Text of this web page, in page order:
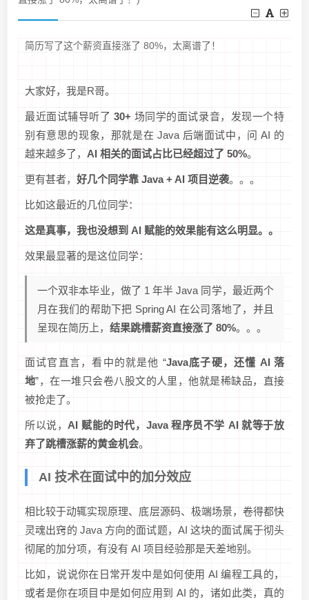
简历写了这个薪资直接涨了 80%，太离谱了！
大家好，我是R哥。
最近面试辅导听了30+ 场同学的面试录音，发现一个特
别有意思的现象，那就是在 Java 后端面试中，问 AI 的
越来越多了， AI 相关的面试占比已经超过了 50%。
更有甚者， 好几个同学靠 Java + AI 项目逆袭。。。
比如这最近的几位同学：
这是真事，我也没想到 AI 赋能的效果能有这么明显。。
效果最显著的是这位同学：
一个双非本毕业，做了 1 年半 Java 同学，最近两个
月在我们的帮助下把 Spring AI 在公司落地了，并且
呈现在简历上， 结果跳槽薪资直接涨了 80%。。。
面试官直言，看中的就是他 “Java底子硬，还懂 AI 落
地”，在一堆只会卷八股文的人里，他就是稀缺品，直接
被抢走了。
所以说， AI 赋能的时代，Java 程序员不学 AI 就等于放
弃了跳槽涨薪的黄金机会。
AI 技术在面试中的加分效应
相比较于动辄实现原理、底层源码、极端场景，卷得都快
灵魂出窍的 Java 方向的面试题，AI 这块的面试属于彻头
彻尾的加分项，有没有 AI 项目经验那是天差地别。
比如，说说你在日常开发中是如何使用 AI 编程工具的，
或者是你在项目中是如何应用到 AI 的，诸如此类，真的